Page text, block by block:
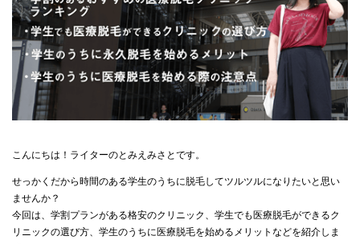
こんにちは！ライターのとみえみさとです。
せっかくだから時間のある学生のうちに脱毛してツルツルになりたいと思い
ませんか？
今回は、学割プランがある格安のクリニック、学生でも医療脱毛ができるク
リニックの選び方、学生のうちに医療脱毛を始めるメリットなどを紹介しま